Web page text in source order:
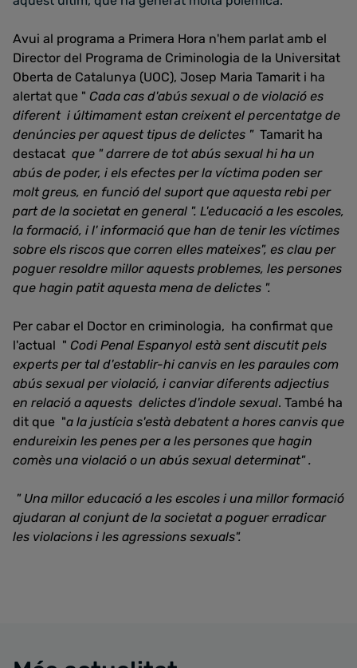
Avui al programa a Primera Hora n'hem parlat amb el
Director del Programa de Criminologia de la Universitat
Oberta de Catalunya (UOC), Josep Maria Tamarit i ha
alertat que " Cada cas d'abús sexual o de violació es
diferent i últimament estan creixent el percentatge de
denúncies per aquest tipus de delictes " Tamarit ha
destacat que " darrere de tot abús sexual hi ha un
abús de poder, i els efectes per la víctima poden ser
molt greus, en funció del suport que aquesta rebi per
part de la societat en general ". L'educació a les escoles,
la formació, i l' informació que han de tenir les víctimes
sobre els riscos que corren elles mateixes", es clau per
poguer resoldre millor aquests problemes, les persones
que hagin patit aquesta mena de delictes ".
Per cabar el Doctor en criminologia, ha confirmat que
l'actual " Codi Penal Espanyol està sent discutit pels
experts per tal d'establir-hi canvis en les paraules com
abús sexual per violació, i canviar diferents adjectius
en relació a aquests delictes d'indole sexual. També ha
dit que "a la justícia s'està debatent a hores canvis que
endureixin les penes per a les persones que hagin
comès una violació o un abús sexual determinat" .
" Una millor educació a les escoles i una millor formació
ajudaran al conjunt de la societat a poguer erradicar
les violacions i les agressions sexuals".